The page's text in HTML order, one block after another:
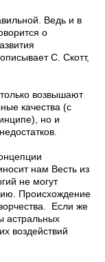
Ведь и в
о
С. Скотт,
возвышают
качества (с
но и
нам Весть из
не могут
Происхождение
Если же
астральных
воздействий